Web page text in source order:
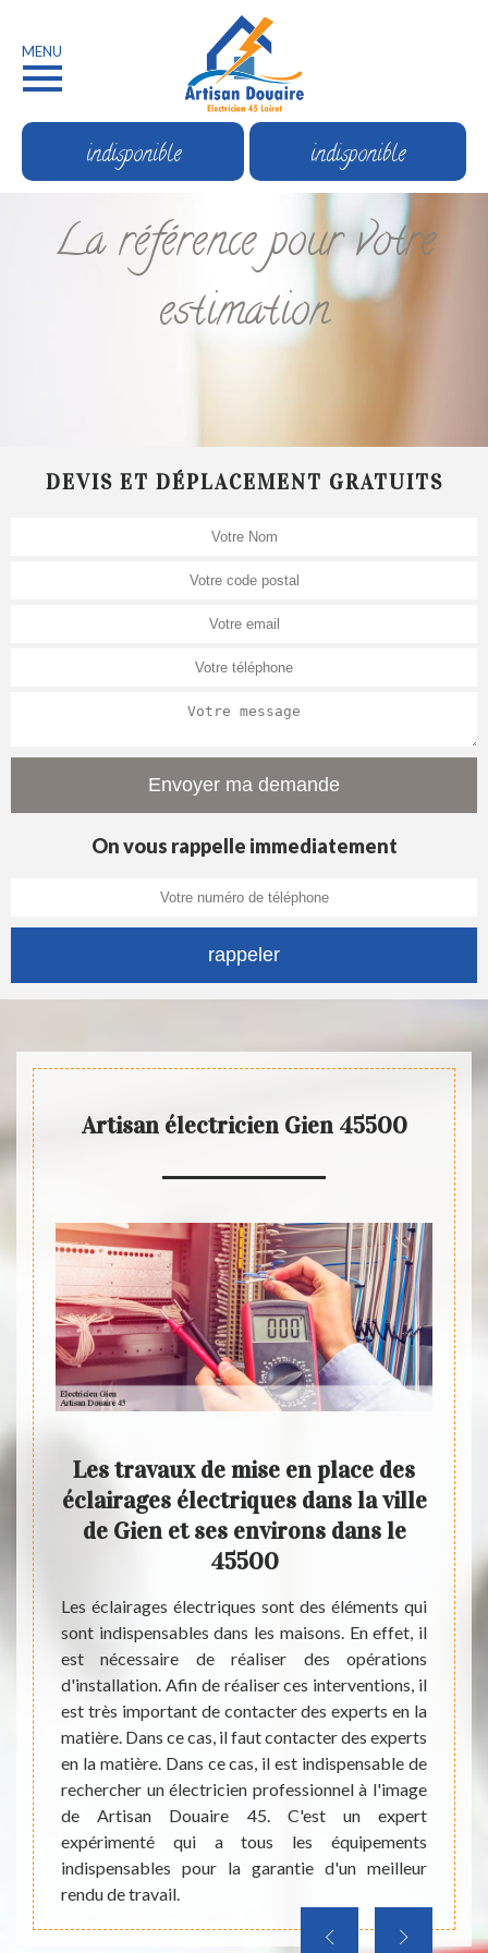
MENU
indisponible indisponible
La référence pour votre
estimation
DEVIS ET DÉPLACEMENT GRATUITS
On vous rappelle immediatement
Artisan électricien Gien 45500
sont
de
des
il est
en la
un
Les travaux de mise en place des
éclairages électriques dans la ville
de Gien et ses environs dans le
45500
Les éclairages électriques sont des éléments qui
sont indispensables dans les maisons. En effet, il
est nécessaire de réaliser des opérations
d'installation. Afin de réaliser ces interventions, il
est très important de contacter des experts en la
matière. Dans ce cas, il faut contacter des experts
en la matière. Dans ce cas, il est indispensable de
rechercher un électricien professionnel à l'image
de Artisan Douaire 45. C'est un expert
expérimenté qui a tous les équipements
indispensables pour la garantie d'un meilleur
rendu de travail.
les
les
Ce
une